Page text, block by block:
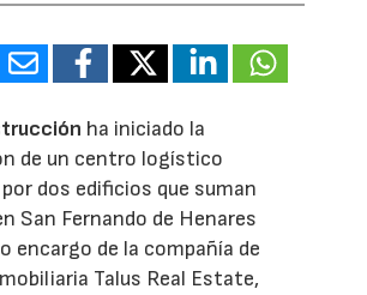
ha iniciado la
de un centro logístico
dos edificios que suman
San Fernando de Henares
encargo de la compañía de
Talus Real Estate,